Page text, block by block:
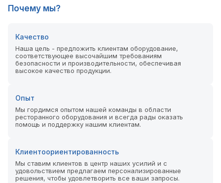
Почему мы?
Качество
Наша цель - предложить клиентам оборудование,
соответствующее высочайшим требованиям
безопасности и производительности, обеспечивая
высокое качество продукции.
Опыт
Мы гордимся опытом нашей команды в области
ресторанного оборудования и всегда рады оказать
помощь и поддержку нашим клиентам.
Клиентоориентированность
Мы ставим клиентов в центр наших усилий и с
удовольствием предлагаем персонализированные
решения, чтобы удовлетворить все ваши запросы.